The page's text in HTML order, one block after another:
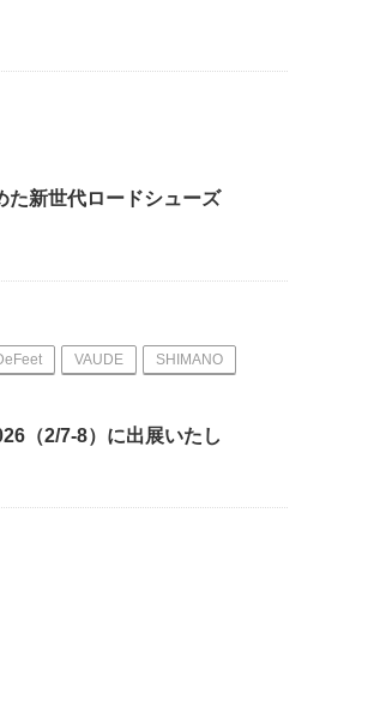
新世代ロードシューズ
VAUDE SHIMANO
（2/7-8）に出展いたし